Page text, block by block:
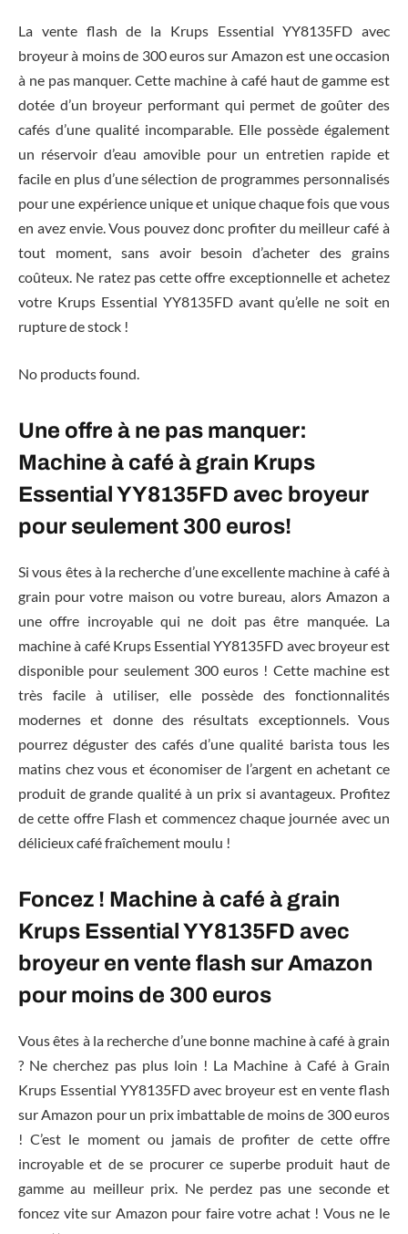
La vente flash de la Krups Essential YY8135FD avec
broyeur à moins de 300 euros sur Amazon est une occasion
à ne pas manquer. Cette machine à café haut de gamme est
dotée d’un broyeur performant qui permet de goûter des
cafés d’une qualité incomparable. Elle possède également
un réservoir d’eau amovible pour un entretien rapide et
facile en plus d’une sélection de programmes personnalisés
pour une expérience unique et unique chaque fois que vous
en avez envie. Vous pouvez donc profiter du meilleur café à
tout moment, sans avoir besoin d’acheter des grains
coûteux. Ne ratez pas cette offre exceptionnelle et achetez
votre Krups Essential YY8135FD avant qu’elle ne soit en
rupture de stock !
No products found.
Une offre à ne pas manquer:
Machine à café à grain Krups
Essential YY8135FD avec broyeur
pour seulement 300 euros!
Si vous êtes à la recherche d’une excellente machine à café à
grain pour votre maison ou votre bureau, alors Amazon a
une offre incroyable qui ne doit pas être manquée. La
machine à café Krups Essential YY8135FD avec broyeur est
disponible pour seulement 300 euros ! Cette machine est
très facile à utiliser, elle possède des fonctionnalités
modernes et donne des résultats exceptionnels. Vous
pourrez déguster des cafés d’une qualité barista tous les
matins chez vous et économiser de l’argent en achetant ce
produit de grande qualité à un prix si avantageux. Profitez
de cette offre Flash et commencez chaque journée avec un
délicieux café fraîchement moulu !
Foncez ! Machine à café à grain
Krups Essential YY8135FD avec
broyeur en vente flash sur Amazon
pour moins de 300 euros
Vous êtes à la recherche d’une bonne machine à café à grain
? Ne cherchez pas plus loin ! La Machine à Café à Grain
Krups Essential YY8135FD avec broyeur est en vente flash
sur Amazon pour un prix imbattable de moins de 300 euros
! C’est le moment ou jamais de profiter de cette offre
incroyable et de se procurer ce superbe produit haut de
gamme au meilleur prix. Ne perdez pas une seconde et
foncez vite sur Amazon pour faire votre achat ! Vous ne le